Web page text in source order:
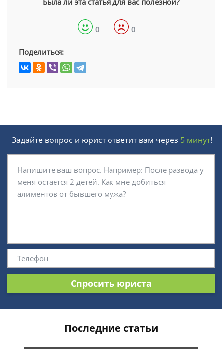
Была ли эта статья для вас полезной?
0 0
Поделиться:
Задайте вопрос и юрист ответит вам через 5 минут!
Спросить юриста
Последние статьи